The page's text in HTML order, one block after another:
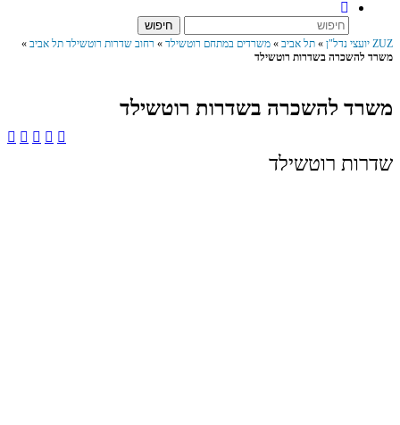
ZUZ יועצי נדל"ן » תל אביב » משרדים במתחם רוטשילד » רחוב שדרות רוטשילד תל אביב »
משרד להשכרה בשדרות רוטשילד
משרד להשכרה בשדרות רוטשילד
שדרות רוטשילד